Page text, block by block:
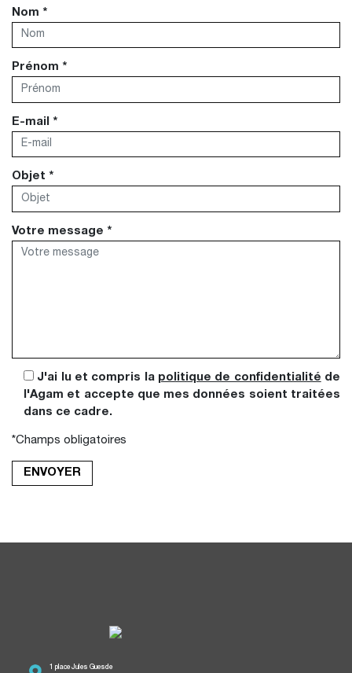
Nom *
Prénom *
E-mail *
Objet *
Votre message *
J'ai lu et compris la politique de confidentialité de
l'Agam et accepte que mes données soient traitées
dans ce cadre.
*Champs obligatoires
1 place Jules Guesde